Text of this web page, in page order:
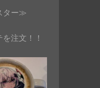
ター≫
注文！！